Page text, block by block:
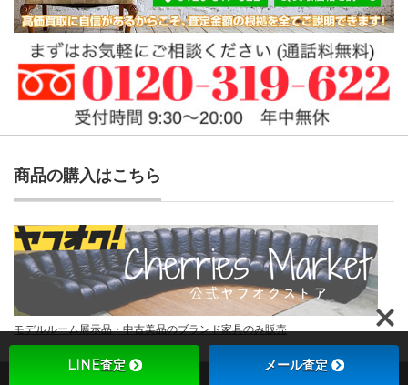
商品の購入はこちら
モデルルーム展示品・中古美品のブランド家具のみ販売
LINE査定 メール査定